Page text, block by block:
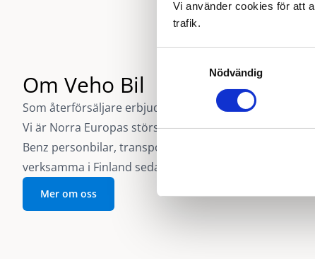
Vi använder cookies för att
trafik.
Nödvändig
Om Veho Bil
Som återförsäljare erbjuder Veho Bil dig steget in i
Vi är Norra Europas största återförsäljare och
Benz personbilar, transportbilar och kommersiella
verksamma i Finland sedan 1939.
Mer om oss